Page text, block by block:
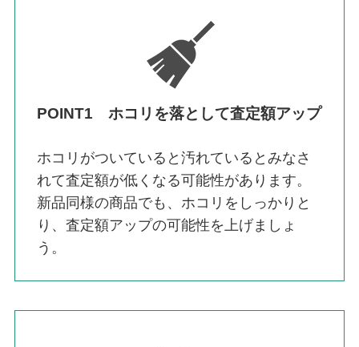
POINT1 ホコリを落として査定額アップ
ホコリがついていると汚れているとみなさ
れて査定額が低くなる可能性があります。
新品同様の商品でも、ホコリをしっかりと
り、査定額アップの可能性を上げましょ
う。